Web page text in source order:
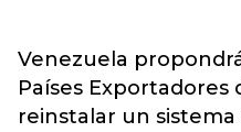
Venezuela
Países Exportadores
reinstalar un